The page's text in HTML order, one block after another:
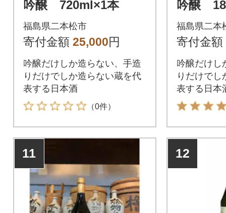
吟醸 720ml×1本
福島県二本松市
寄付金額 25,000円
吟醸だけしか造らない、手造
りだけでしか造らない蔵を代
表する日本酒
（0件）
吟醸
福島県二本
寄付金額
吟醸だけし
りだけでし
表する日本
11 12